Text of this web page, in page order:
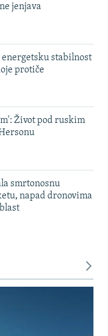
jenjava
stabilnost
protiče
Život pod ruskim
smrtonosnu
napad dronovima